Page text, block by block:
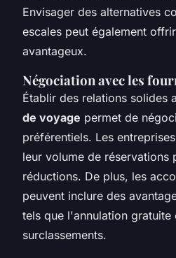
Envisager des alternatives
escales peut également
avantageux.
Négociation avec les
Établir des relations solides
de voyage permet de
préférentiels. Les
leur volume de réservations
réductions. De plus, les
peuvent inclure des
tels que l'annulation gratuite
surclassements.